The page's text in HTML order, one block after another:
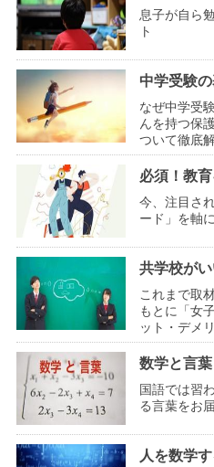
息子が自ら
ト
中学受験
なぜ中学受
んを持つ保
ついて徹底
必須！教
今、注目さ
ード」を軸
共学校が
これまで取
もとに「女
ット・デメ
数学と言葉
国語では習
る言葉をお
人を数学